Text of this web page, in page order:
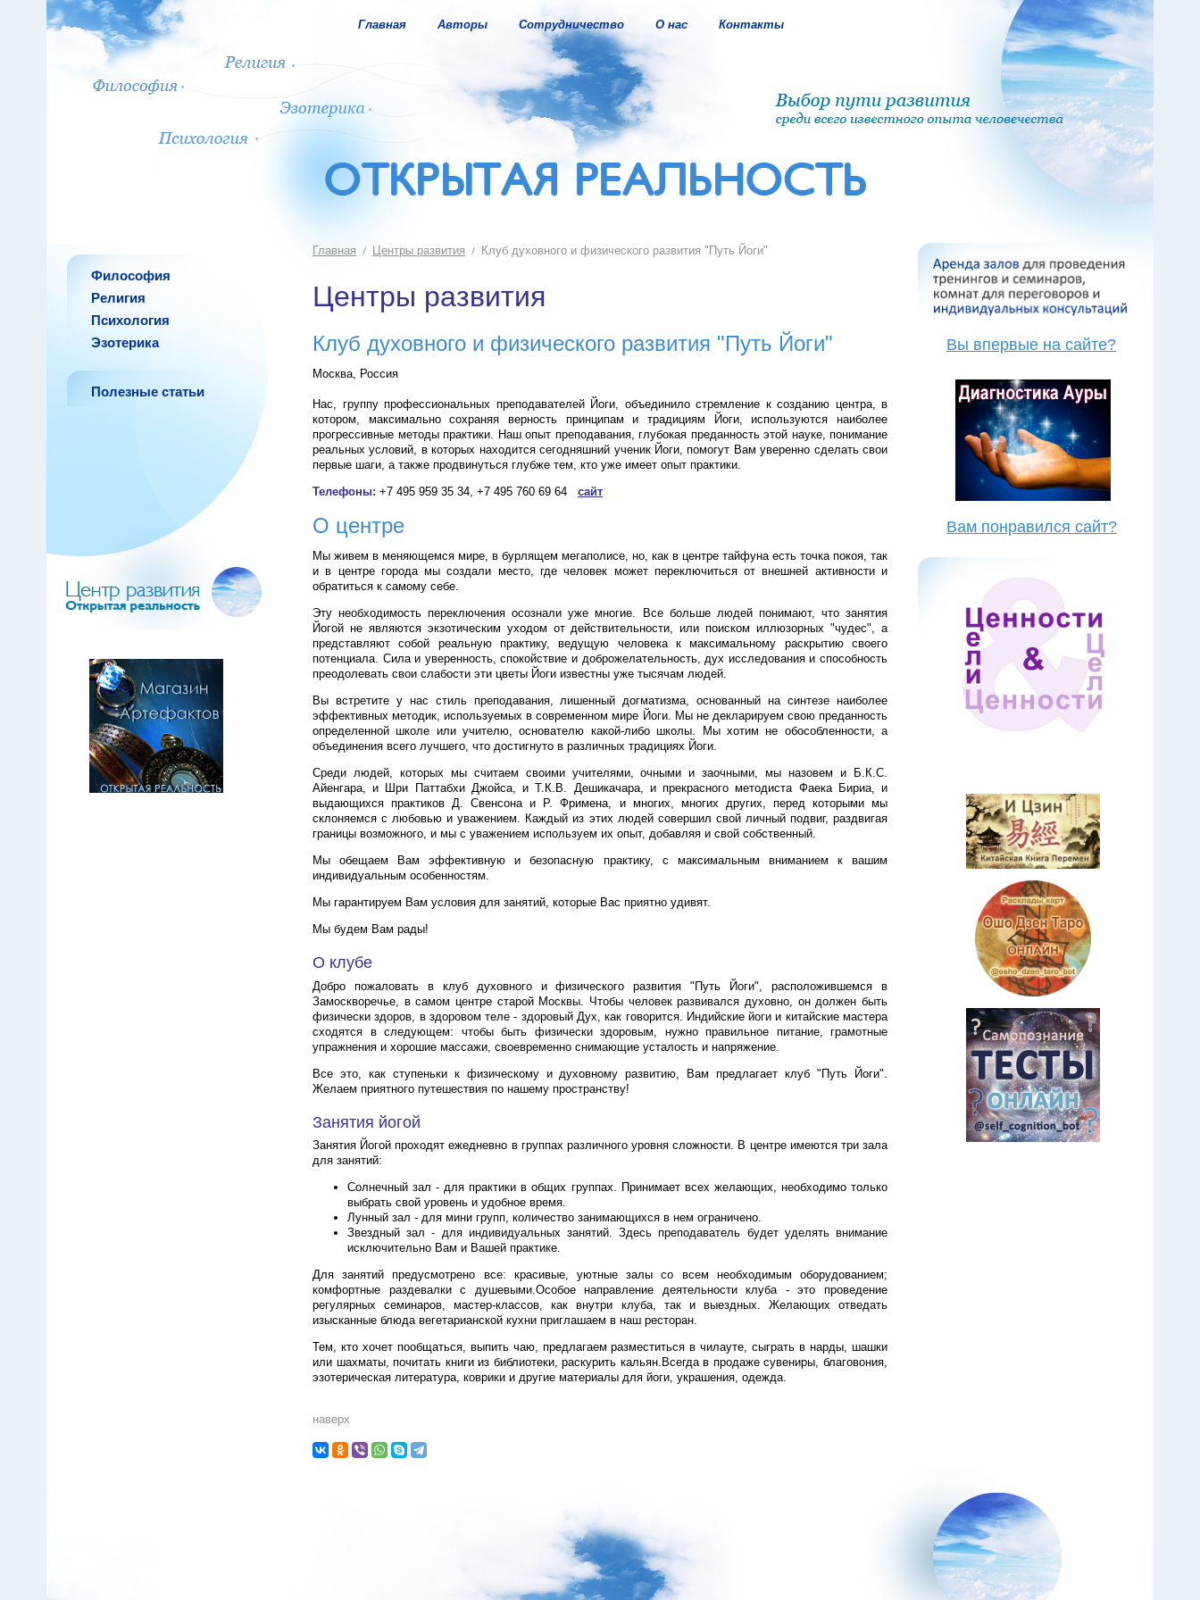
Главная Авторы Сотрудничество О нас Контакты
Философия
Религия
Психология
Эзотерика
Полезные статьи
Вы впервые на сайте?
Вам понравился сайт?
Главная Центры развития Клуб духовного и физического развития "Путь Йоги"
Центры развития
Клуб духовного и физического развития "Путь Йоги"
Москва, Россия
Нас, группу профессиональных преподавателей Йоги, объединило стремление к созданию центра, в
котором, максимально сохраняя верность принципам и традициям Йоги, используются наиболее
прогрессивные методы практики. Наш опыт преподавания, глубокая преданность этой науке, понимание
реальных условий, в которых находится сегодняшний ученик Йоги, помогут Вам уверенно сделать свои
первые шаги, а также продвинуться глубже тем, кто уже имеет опыт практики.
Телефоны: +7 495 959 35 34, +7 495 760 69 64 сайт
О центре
Мы живем в меняющемся мире, в бурлящем мегаполисе, но, как в центре тайфуна есть точка покоя, так
и в центре города мы создали место, где человек может переключиться от внешней активности и
обратиться к самому себе.
Эту необходимость переключения осознали уже многие. Все больше людей понимают, что занятия
Йогой не являются экзотическим уходом от действительности, или поиском иллюзорных "чудес", а
представляют собой реальную практику, ведущую человека к максимальному раскрытию своего
потенциала. Сила и уверенность, спокойствие и доброжелательность, дух исследования и способность
преодолевать свои слабости эти цветы Йоги известны уже тысячам людей.
Вы встретите у нас стиль преподавания, лишенный догматизма, основанный на синтезе наиболее
эффективных методик, используемых в современном мире Йоги. Мы не декларируем свою преданность
определенной школе или учителю, основателю какой-либо школы. Мы хотим не обособленности, а
объединения всего лучшего, что достигнуто в различных традициях Йоги.
Среди людей, которых мы считаем своими учителями, очными и заочными, мы назовем и Б.К.С.
Айенгара, и Шри Паттабхи Джойса, и Т.К.В. Дешикачара, и прекрасного методиста Фаека Бириа, и
выдающихся практиков Д. Свенсона и Р. Фримена, и многих, многих других, перед которыми мы
склоняемся с любовью и уважением. Каждый из этих людей совершил свой личный подвиг, раздвигая
границы возможного, и мы с уважением используем их опыт, добавляя и свой собственный.
Мы обещаем Вам эффективную и безопасную практику, с максимальным вниманием к вашим
индивидуальным особенностям.
Мы гарантируем Вам условия для занятий, которые Вас приятно удивят.
Мы будем Вам рады!
О клубе
Добро пожаловать в клуб духовного и физического развития "Путь Йоги", расположившемся в
Замоскворечье, в самом центре старой Москвы. Чтобы человек развивался духовно, он должен быть
физически здоров, в здоровом теле - здоровый Дух, как говорится. Индийские йоги и китайские мастера
сходятся в следующем: чтобы быть физически здоровым, нужно правильное питание, грамотные
упражнения и хорошие массажи, своевременно снимающие усталость и напряжение.
Все это, как ступеньки к физическому и духовному развитию, Вам предлагает клуб "Путь Йоги".
Желаем приятного путешествия по нашему пространству!
Занятия йогой
Занятия Йогой проходят ежедневно в группах различного уровня сложности. В центре имеются три зала
для занятий:
Солнечный зал - для практики в общих группах. Принимает всех желающих, необходимо только
выбрать свой уровень и удобное время.
Лунный зал - для мини групп, количество занимающихся в нем ограничено.
Звездный зал - для индивидуальных занятий. Здесь преподаватель будет уделять внимание
исключительно Вам и Вашей практике.
Для занятий предусмотрено все: красивые, уютные залы со всем необходимым оборудованием;
комфортные раздевалки с душевыми.Особое направление деятельности клуба - это проведение
регулярных семинаров, мастер-классов, как внутри клуба, так и выездных. Желающих отведать
изысканные блюда вегетарианской кухни приглашаем в наш ресторан.
Тем, кто хочет пообщаться, выпить чаю, предлагаем разместиться в чилауте, сыграть в нарды, шашки
или шахматы, почитать книги из библиотеки, раскурить кальян.Всегда в продаже сувениры, благовония,
эзотерическая литература, коврики и другие материалы для йоги, украшения, одежда.
наверх